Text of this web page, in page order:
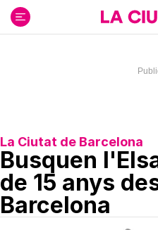
contenido
La Ciutat de Barcelona
Busquen
de 15 anys
Barcelona